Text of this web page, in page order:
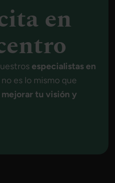
en
especialistas en
no es lo mismo que
mejorar tu visión y